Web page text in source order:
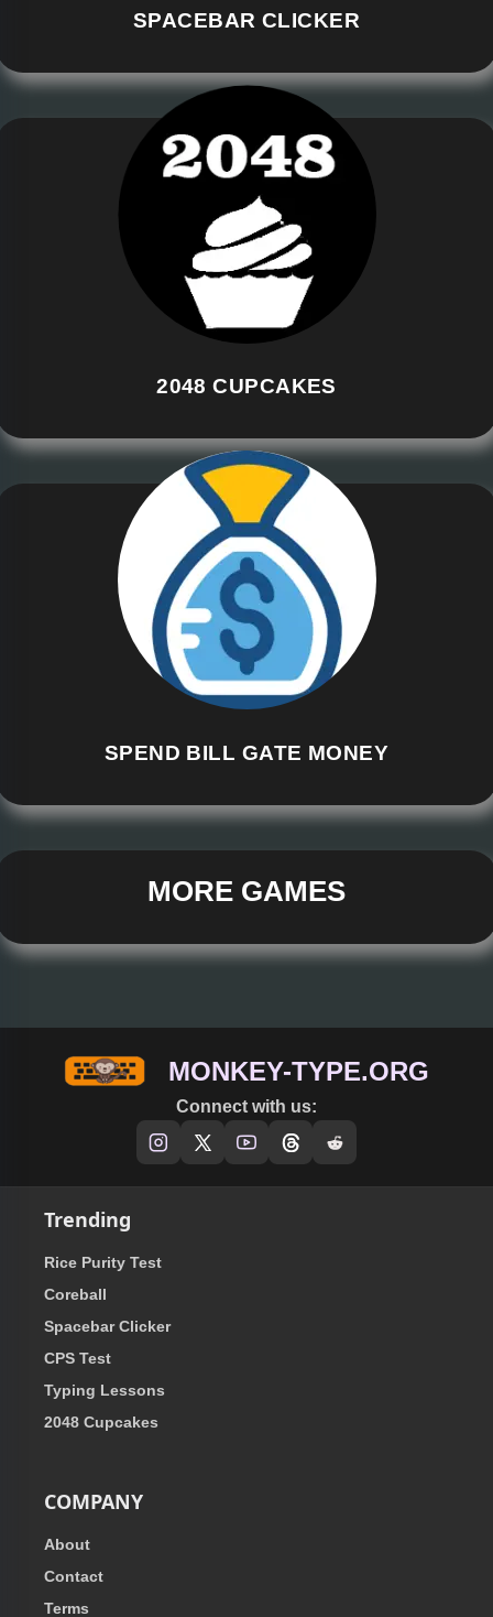
SPACEBAR CLICKER
2048 CUPCAKES
SPEND BILL GATE MONEY
MORE GAMES
MONKEY-TYPE.ORG
Connect with us:
Trending
Rice Purity Test
Coreball
Spacebar Clicker
CPS Test
Typing Lessons
2048 Cupcakes
COMPANY
About
Contact
Terms